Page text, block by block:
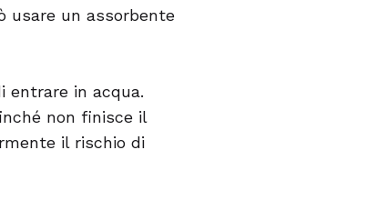
usare un assorbente
entrare in acqua.
non finisce il
il rischio di